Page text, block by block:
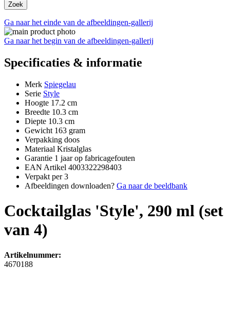
Zoek
Ga naar het einde van de afbeeldingen-gallerij
Ga naar het begin van de afbeeldingen-gallerij
Specificaties & informatie
Merk Spiegelau
Serie Style
Hoogte 17.2 cm
Breedte 10.3 cm
Diepte 10.3 cm
Gewicht 163 gram
Verpakking doos
Materiaal Kristalglas
Garantie 1 jaar op fabricagefouten
EAN Artikel 4003322298403
Verpakt per 3
Afbeeldingen downloaden? Ga naar de beeldbank
Cocktailglas 'Style', 290 ml (set
van 4)
Artikelnummer:
4670188